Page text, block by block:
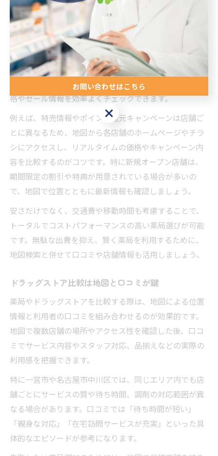
柔軟に対応できます。
一宮市の薬局地図で安い店舗を探すコツ
一宮市で薬局選びをする際、価格の安さも重要な比較ポ
イントです。地図検索サービスでは、近隣の複数店舗を
一覧表示できるため、同じ医薬品や日用品の取り扱い価
格やセール情報を効率よくチェックできます。
例えば、特売情報やポイント還元キャンペーンは店舗ご
とに異なるため、地図から各店舗のホームページやチラ
シにアクセスし、リアルタイムの価格やキャンペーン内
容を比較するのがコツです。特に新規オープン店舗は、
期間限定の割引や特典が用意されている場合が多いの
で、地図で位置とともに最新情報も確認しましょう。
安さだけでなく、交通費や移動時間も考慮することで、
トータルでコストパフォーマンスの高い薬局選びが可能
です。無駄な出費を抑え、賢く薬局を利用するために、
地図検索と併せて口コミや店舗情報も活用しましょう。
ドラッグストア比較は地図と口コミが鍵
薬局やドラッグストアを比較する際は、地図による位置
情報と利用者の口コミを組み合わせるのが効果的です。
地図で複数店舗の場所やアクセス性を確認した後、口コ
ミでサービス内容やスタッフ対応、品揃えなどの実際の
利用感を把握できます。
特に一宮市や名古屋市中川区では、同じエリア内でも店
舗ごとにサービスの質や待ち時間、調剤の対応範囲が異
なる場合があります。口コミでは「待ち時間が短い」
「親身な対応」「在宅訪問サービスが充実」といった具
体的なエピソードが参考になります。
お問い合わせはこちら
お問い合わせはこちら